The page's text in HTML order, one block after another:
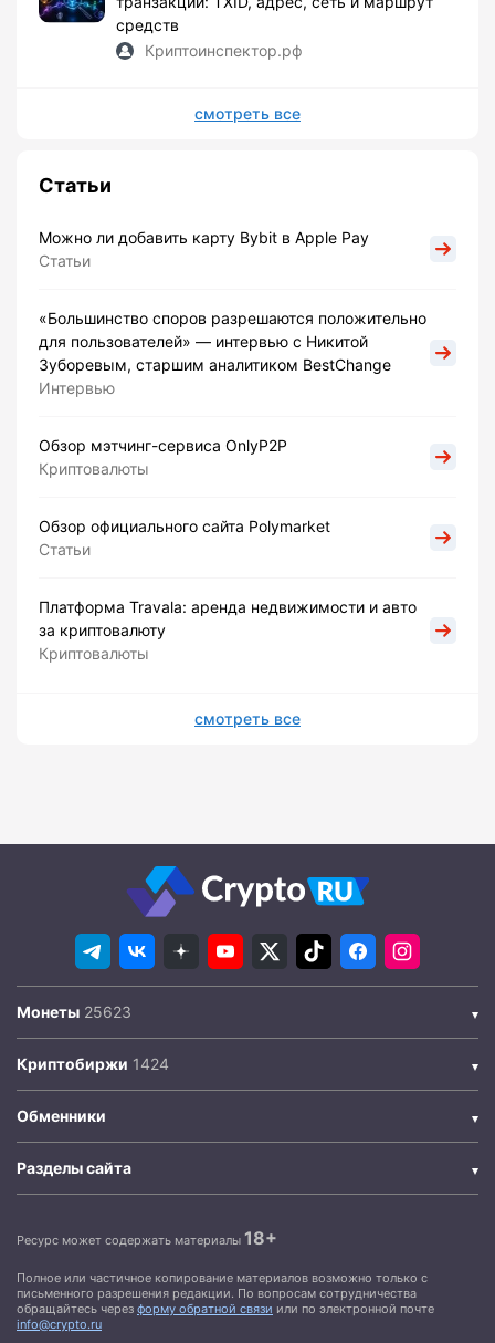
средств
Криптоинспектор.рф
смотреть все
Статьи
Можно ли добавить карту Bybit в Apple Pay
Статьи
«Большинство споров разрешаются положительно
для пользователей» — интервью с Никитой
Зуборевым, старшим аналитиком BestChange
Интервью
Обзор мэтчинг-сервиса OnlyP2P
Криптовалюты
Обзор официального сайта Polymarket
Статьи
Платформа Travala: аренда недвижимости и авто
за криптовалюту
Криптовалюты
смотреть все
Монеты
Криптобиржи
Обменники
Разделы сайта
Ресурс может содержать материалы 18+
Полное или частичное копирование материалов возможно только с
письменного разрешения редакции. По вопросам сотрудничества
обращайтесь через форму обратной связи или по электронной почте
info@crypto.ru